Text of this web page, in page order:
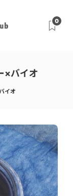
0
×バイオ
イオ